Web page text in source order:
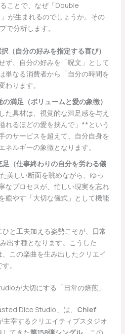
ことで、なぜ「Double
が生まれるのでしょうか。その
で分析します。
（自分の好みを指定する喜び）
ず、自分の好みを「呪文」として
単なる消費者から「自分の時間を
ります。
満足（ボリュームと愛の象徴）
た具材は、視覚的な満足感を与え
れるほどの愛を挟んで」**という
のサービスを超えて、自分自身を
ルギーの象徴となります。
（仕事終わりの自分を労わる儀
美しい断面を眺めながら、ゆっ
なプロセスが、忙しい現実を忘れ
癒やす「大切な儀式」として機能
と工夫加える姿勢こそが、日常
出す種となります。こうした
、この楽曲を生み出したクリエイ
。
が大切にする「日常の焙煎」
Dice Studio」は、 Chief
主宰するクリエイティブスタジオ